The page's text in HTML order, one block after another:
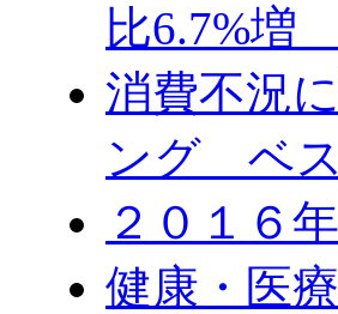
比6.7%
消費不況
ング ベ
２０１６
健康・医